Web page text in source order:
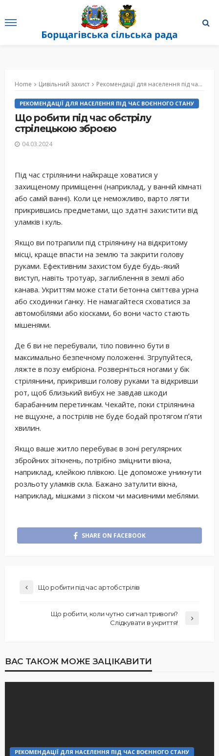
Home Цивільний захист Рекомендації для населення під час воєнного стану
РЕКОМЕНДАЦІЇ ДЛЯ НАСЕЛЕННЯ ПІД ЧАС ВОЄННОГО СТАНУ
Що робити під час обстрілу
стрілецькою зброєю
04.03.2024
Під час стрілянини найкраще ховатися у
захищеному приміщенні (наприклад, у ванній кімнаті
або самій ванні). Коли це неможливо, варто лягти
прикрившись предметами, що здатні захистити від
уламків і куль.
Якщо ви потрапили під стрілянину на відкритому
місці, краще впасти на землю та закрити голову
руками. Ефективним захистом буде будь-який
виступ, навіть тротуар, заглиблення в землі або
канава. Укриттям може стати бетонна сміттєва урна
або сходинки ґанку. Не намагайтеся сховатися за
автомобілями або кіосками, бо вони часто стають
мішенями.
Де б ви не перебували, тіло повинно бути в
максимально безпечному положенні. Згрупуйтеся,
ляжте в позу ембріона. Розверніться ногами у бік
стрілянини, прикривши голову руками та відкривши
рот, щоб близький вибух не завдав шкоди
барабанним перетинкам. Чекайте, поки стрілянина
не вщухне, а пострілів не буде бодай протягом пʼяти
хвилин.
Якщо ваше житло перебуває в зоні регулярних
збройних зіткнень, потрібно зміцнити вікна,
наприклад, клейкою плівкою. Це допоможе уникнути
розльоту уламків скла. Бажано затулити вікна,
наприклад, мішками з піском чи масивними меблями.
SHARE ON FACEBOOK
Що робити під час артобстрілів
Що робити, коли чутно сигнал тривоги?
Слідкувати в укриття!
ВАС ТАКОЖ МОЖЕ ЗАЦІКАВИТИ
РЕКОМЕНДАЦІЇ ДЛЯ НАСЕЛЕННЯ ПІД ЧАС ВОЄННОГО СТАНУ